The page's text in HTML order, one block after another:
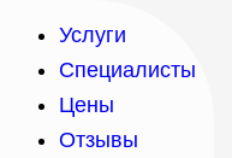
Услуги
Специалисты
Цены
Отзывы